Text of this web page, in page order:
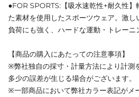
●FOR SPORTS:【吸水速乾性+耐久性
た素材を使用したスポーツウェア。激し
負荷にも強く、ハードな運動・トレーニ
【商品の購入にあたっての注意事項】
※弊社独自の採寸・計量方法により計測
多少の誤差が生じる場合がございます。
※一部商品において弊社カラー表記がメ